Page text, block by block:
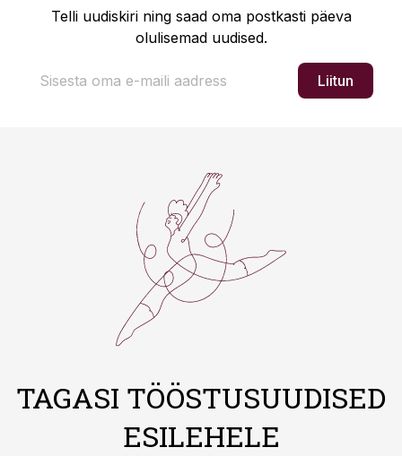
Telli uudiskiri ning saad oma postkasti päeva
olulisemad uudised.
Liitun
TAGASI TÖÖSTUSUUDISED
ESILEHELE